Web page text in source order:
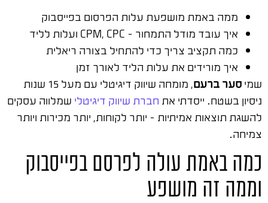
ממה באמת מושפעת עלות הפרסום בפייסבוק
איך עובד מודל התמחור – CPM, CPC ועלות לליד
כמה תקציב צריך כדי להתחיל בצורה ריאלית
איך מורידים את עלות הליד לאורך זמן
שמיסער ברעם
, מומחה שיווק דיגיטלי עם מעל 15 שנות
ניסיון בשטח. ייסדתי את חברת שיווק דיגיטלי שמלווה עסקים
להשגת תוצאות אמיתיות – יותר לקוחות, יותר מכירות ויותר
צמיחה.
כמה באמת עולה לפרסם בפייסבוק
וממה זה מושפע